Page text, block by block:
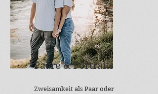
Paare & Portraits
Zweisamkeit als Paar oder